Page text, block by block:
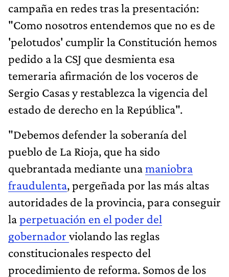
campaña en redes tras la presentación:
"Como nosotros entendemos que no es de
'pelotudos' cumplir la Constitución hemos
pedido a la CSJ que desmienta esa
temeraria afirmación de los voceros de
Sergio Casas y restablezca la vigencia del
estado de derecho en la República".
"Debemos defender la soberanía del
pueblo de La Rioja, que ha sido
quebrantada mediante unamaniobra
fraudulenta, pergeñada por las más altas
autoridades de la provincia, para conseguir
laperpetuación en el poder del
gobernador violando las reglas
constitucionales respecto del
procedimiento de reforma. Somos de los